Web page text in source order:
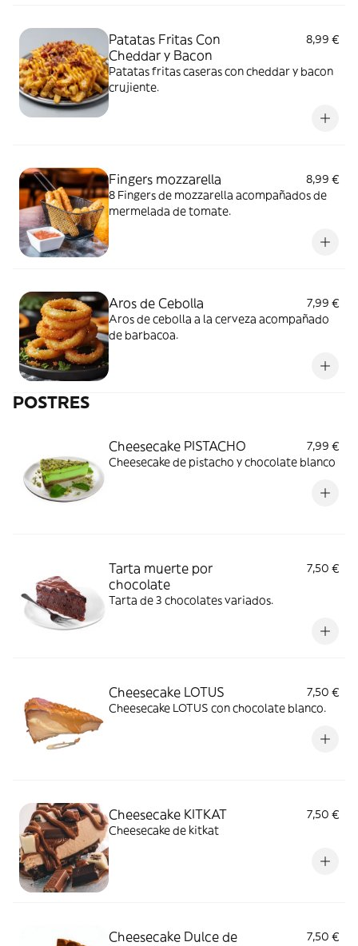
Patatas Fritas Con
Cheddar y Bacon
8,99 €
Patatas fritas caseras con cheddar y bacon
crujiente.
Fingers mozzarella
8,99 €
8 Fingers de mozzarella acompañados de
mermelada de tomate.
Aros de Cebolla
7,99 €
Aros de cebolla a la cerveza acompañado
de barbacoa.
POSTRES
Cheesecake PISTACHO
7,99 €
Cheesecake de pistacho y chocolate blanco
Tarta muerte por
chocolate
7,50 €
Tarta de 3 chocolates variados.
Cheesecake LOTUS
7,50 €
Cheesecake LOTUS con chocolate blanco.
Cheesecake KITKAT
7,50 €
Cheesecake de kitkat
Cheesecake Dulce de
7,50 €